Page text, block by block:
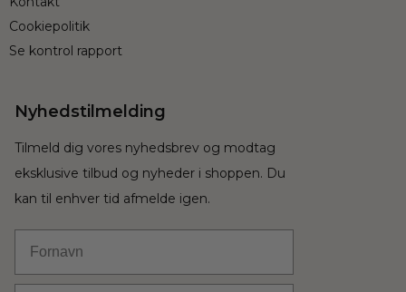
Cookiepolitik
Se kontrol rapport
Nyhedstilmelding
Tilmeld dig vores nyhedsbrev og modtag
eksklusive tilbud og nyheder i shoppen. Du
kan til enhver tid afmelde igen.